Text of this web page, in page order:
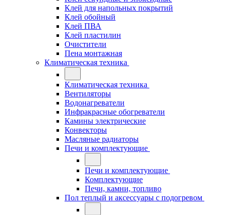
Клей для напольных покрытий
Клей обойный
Клей ПВА
Клей пластилин
Очистители
Пена монтажная
Климатическая техника
Климатическая техника
Вентиляторы
Водонагреватели
Инфракрасные обогреватели
Камины электрические
Конвекторы
Масляные радиаторы
Печи и комплектующие
Печи и комплектующие
Комплектующие
Печи, камни, топливо
Пол теплый и аксессуары с подогревом